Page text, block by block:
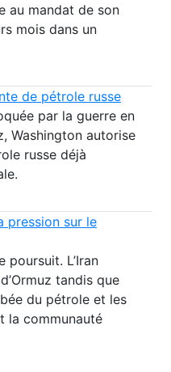
au mandat de son
mois dans un
de pétrole russe
par la guerre en
Washington autorise
russe déjà
pression sur le
poursuit. L’Iran
tandis que
du pétrole et les
la communauté